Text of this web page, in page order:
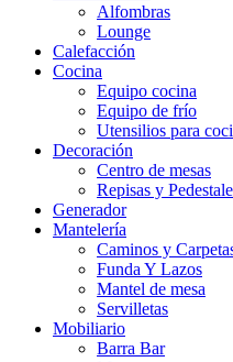
Alfombras
Lounge
Calefacción
Cocina
Equipo cocina
Equipo de frío
Utensilios para
Decoración
Centro de mesas
Repisas y
Generador
Mantelería
Caminos y
Funda Y Lazos
Mantel de mesa
Servilletas
Mobiliario
Barra Bar